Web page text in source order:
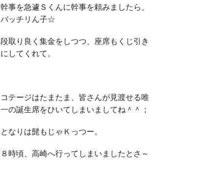
幹事を急遽Ｓくんに幹事を頼みましたら、
バッチリん子☆
段取り良く集金をしつつ、座席もくじ引き
にしてくれて。
コテージはたまたま、皆さんが見渡せる唯
一の誕生席をひいてしまいましてね＾＾；
となりは髭もじゃＫっつー。
８時頃、高崎へ行ってしまいましたとさ～